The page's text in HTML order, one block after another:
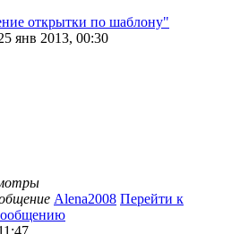
открытки по шаблону"
янв 2013, 00:30
Alena2008 Перейти к